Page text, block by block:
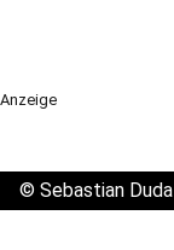
Anzeige
© Sebastian